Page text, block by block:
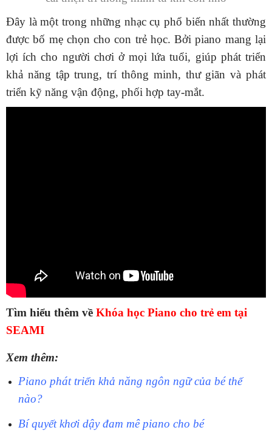
Đây là một trong những nhạc cụ phổ biến nhất thường
được bố mẹ chọn cho con trẻ học. Bởi piano mang lại
lợi ích cho người chơi ở mọi lứa tuổi, giúp phát triển
khả năng tập trung, trí thông minh, thư giãn và phát
triển kỹ năng vận động, phối hợp tay-mắt.
Tìm hiểu thêm về Khóa học Piano cho trẻ em tại
SEAMI
Xem thêm:
Piano phát triển khả năng ngôn ngữ của bé thế
nào?
Bí quyết khơi dậy đam mê piano cho bé